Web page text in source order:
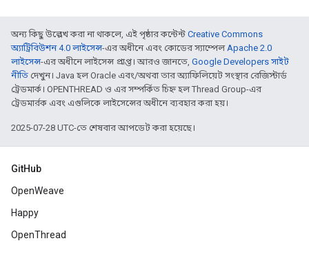
অন্য কিছু উল্লেখ করা না থাকলে, এই পৃষ্ঠার কন্টেন্ট Creative Commons
অ্যাট্রিবিউশন 4.0 লাইসেন্স-এর অধীনে এবং কোডের স্যাম্পেলApache 2.0
লাইসেন্স-এর অধীনে লাইসেন্স প্রাপ্ত। আরও জানতে, Google Developers সাইট
নীতি দেখুন। Java হল Oracle এবং/অথবা তার অ্যাফিলিয়েট সংস্থার রেজিস্টার্ড
ট্রেডমার্ক। OPENTHREAD ও এর সম্পর্কিত চিহ্ন হল Thread Group-এর
ট্রেডমার্রক এবং এগুলিকে লাইসেন্সের অধীনে ব্যবহার করা হয়।
2025-07-28 UTC-তে শেষবার আপডেট করা হয়েছে।
GitHub
OpenWeave
Happy
OpenThread